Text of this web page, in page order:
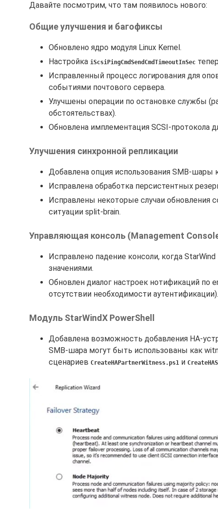
Давайте посмотрим, что там появилось нового:
Общие улучшения и багофиксы
Обновлено ядро модуля Linux Kernel.
Настройка iScsiPingCmdSendCmdTimeoutInSec
Исправленный процесс логирования для
событиями почтового сервера.
Улучшены операции по остановке службы
обстоятельствах).
Обновлена имплементация SCSI-протокола
Улучшения синхронной репликации
Добавлена опция использования SMB-шары
Исправлена обработка персистентных
Исправлены некоторые случаи обновления
ситуации split-brain.
Управляющая консоль (Management
Исправлено падение консоли, когда
значениями.
Обновлен диалог настроек нотификаций по
отсутствии необходимости аутентификации).
Модуль StarWindX PowerShell
Добавлена возможность добавления HA-
SMB-шара могут быть использованы как
сценариев CreateHAPartnerWitness.ps1 и